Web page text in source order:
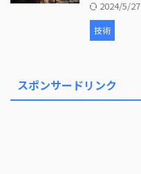
2024/5/27
技術
スポンサードリンク